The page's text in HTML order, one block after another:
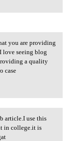
you are providing
love seeing blog
a quality
case
article.I use this
in college.it is